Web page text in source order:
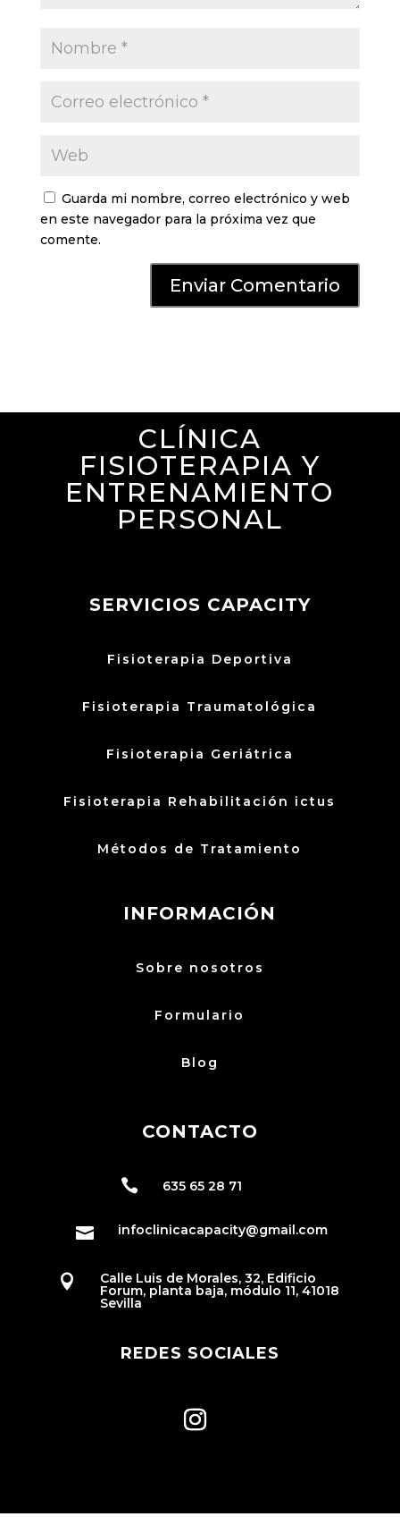
Guarda mi nombre, correo electrónico y web
en este navegador para la próxima vez que
comente.
CLÍNICA
FISIOTERAPIA Y
ENTRENAMIENTO
PERSONAL
SERVICIOS CAPACITY
Fisioterapia Deportiva
Fisioterapia Traumatológica
Fisioterapia Geriátrica
Fisioterapia Rehabilitación ictus
Métodos de Tratamiento
INFORMACIÓN
Sobre nosotros
Formulario
Blog
CONTACTO
 635 65 28 71
 infoclinicacapacity@gmail.com
 Calle Luis de Morales, 32, Edificio
Forum, planta baja, módulo 11, 41018
Sevilla
REDES SOCIALES